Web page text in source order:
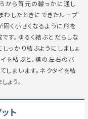
から首元の輪っかに通し
わしたときにできたループ
く小さくなるように形を
す。ゆるく結ぶとだらしな
っかり結ぶようにしましょ
を結ぶと、襟の左右のバ
しまいます。ネクタイを結
ょう。
ト